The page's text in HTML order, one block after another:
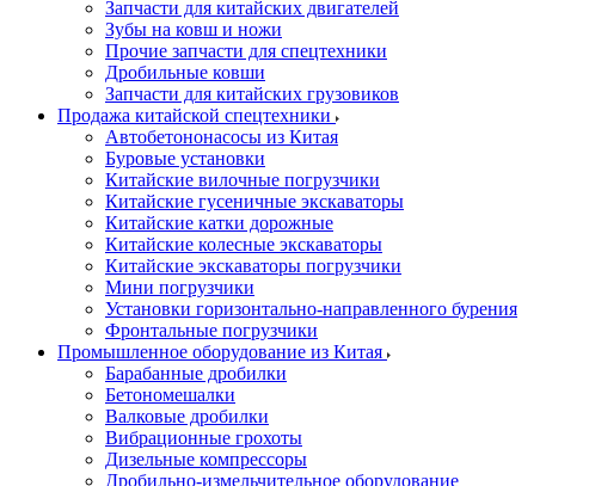
Запчасти для китайских двигателей
Зубы на ковш и ножи
Прочие запчасти для спецтехники
Дробильные ковши
Запчасти для китайских грузовиков
Продажа китайской спецтехники
Автобетононасосы из Китая
Буровые установки
Китайские вилочные погрузчики
Китайские гусеничные экскаваторы
Китайские катки дорожные
Китайские колесные экскаваторы
Китайские экскаваторы погрузчики
Мини погрузчики
Установки горизонтально-направленного бурения
Фронтальные погрузчики
Промышленное оборудование из Китая
Барабанные дробилки
Бетономешалки
Валковые дробилки
Вибрационные грохоты
Дизельные компрессоры
Дробильно-измельчительное оборудование